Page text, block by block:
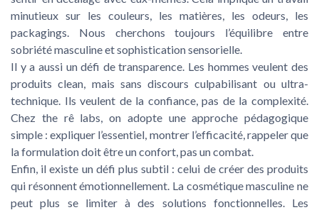
minutieux sur les couleurs, les matières, les odeurs, les
packagings. Nous cherchons toujours l’équilibre entre
sobriété masculine et sophistication sensorielle.
Il y a aussi un défi de transparence. Les hommes veulent des
produits clean, mais sans discours culpabilisant ou ultra-
technique. Ils veulent de la confiance, pas de la complexité.
Chez the rê labs, on adopte une approche pédagogique
simple : expliquer l’essentiel, montrer l’efficacité, rappeler que
la formulation doit être un confort, pas un combat.
Enfin, il existe un défi plus subtil : celui de créer des produits
qui résonnent émotionnellement. La cosmétique masculine ne
peut plus se limiter à des solutions fonctionnelles. Les